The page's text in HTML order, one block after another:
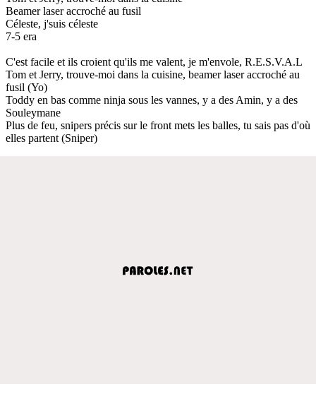
Beamer laser accroché au fusil
Céleste, j'suis céleste
7-5 era
C'est facile et ils croient qu'ils me valent, je m'envole, R.E.S.V.A.L
Tom et Jerry, trouve-moi dans la cuisine, beamer laser accroché au
fusil (Yo)
Toddy en bas comme ninja sous les vannes, y a des Amin, y a des
Souleymane
Plus de feu, snipers précis sur le front mets les balles, tu sais pas d'où
elles partent (Sniper)